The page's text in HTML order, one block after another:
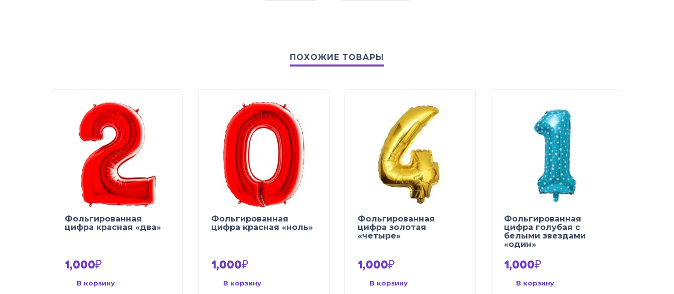
ПОХОЖИЕ ТОВАРЫ
Фольгированная
цифра красная «два»
1,000₽
В корзину
Фольгированная
цифра красная «ноль»
1,000₽
В корзину
Фольгированная
цифра золотая
«четыре»
1,000₽
В корзину
Фольгированная
цифра голубая с
белыми звездами
«один»
1,000₽
В корзину